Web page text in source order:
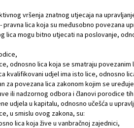
vršenja znatnog utjecaja na
pravna lica koja su međusobno povezana
lica mogu bitno utjecati na poslovanje,
odnosno lica koja se smatraju
kvalifikovani udjel ima isto lice, odnosno
za povezana lica zakonom kojim se
ili nadzornog odbora i članovi porodice
udjela u kapitalu, odnosno učešća u
u smislu ovog zakona, su:
lica koja žive u vanbračnoj zajednici,